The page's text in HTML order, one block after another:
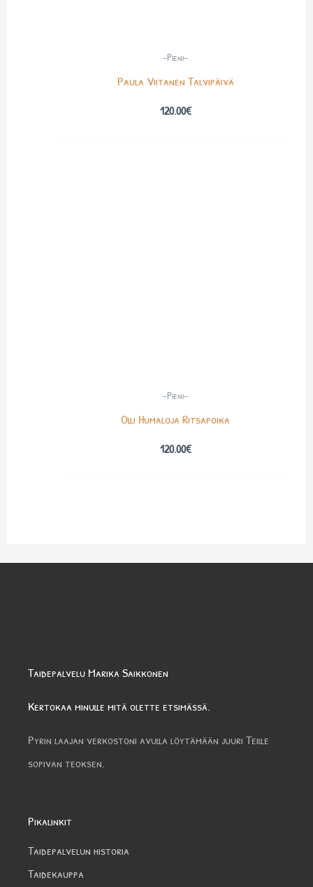
-Pieni-
Paula Viitanen Talvipäivä
120.00€
-Pieni-
Olli Humaloja Ritsapoika
120.00€
Taidepalvelu Marika Saikkonen
Kertokaa minulle mitä olette etsimässä.
Pyrin laajan verkostoni avulla löytämään juuri Teille
sopivan teoksen.
Pikalinkit
Taidepalvelun historia
Taidekauppa